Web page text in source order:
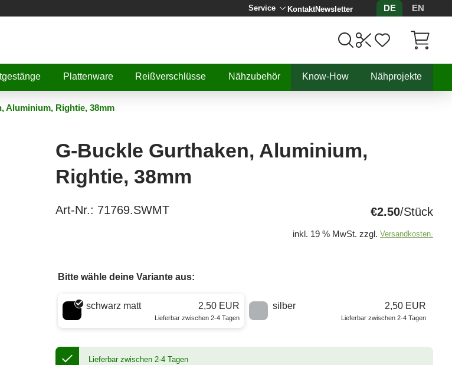
Service KontaktNewsletter DE
EN
Plattenware Reißverschlüsse Nähzubehör Know-How Nähprojekte
Aluminium, Rightie, 38mm
G-Buckle Gurthaken, Aluminium,
Rightie, 38mm
Art-Nr.: 71769.SWMT €2.50/Stück
inkl. 19 % MwSt. zzgl. Versandkosten.
Bitte wähle deine Variante aus:
Wähle eine Farbe
schwarz matt 2,50 EUR
Lieferbar zwischen 2-4 Tagen
silber 2,50 EUR
Lieferbar zwischen 2-4 Tagen
Lieferbar zwischen 2-4 Tagen